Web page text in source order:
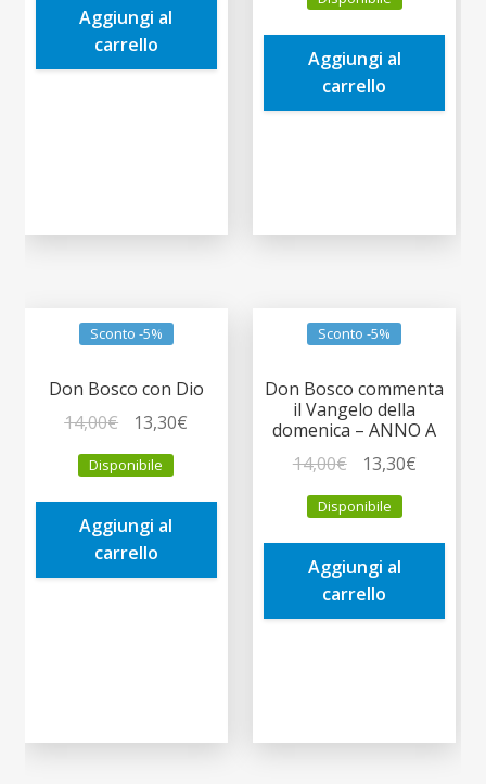
10,00€.
Aggiungi al
carrello
originale
era:
7,90€.
è:
Aggiungi al
carrello
Sconto -5%
Don Bosco con Dio
14,00€
prezzo
originale
era:
14,00€.
13,30€
è:
Disponibile
Aggiungi al
carrello
Sconto -5%
Don Bosco commenta
il Vangelo della
domenica – ANNO A
14,00€
prezzo
originale
era:
14,00€.
13,30€Il
è:
Disponibile
Aggiungi al
carrello